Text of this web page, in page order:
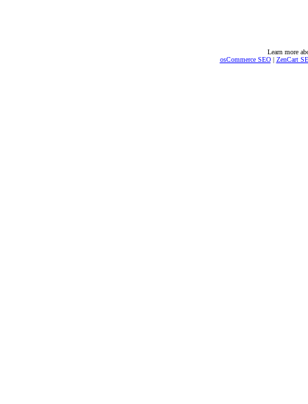
Learn more
osCommerce SEO| ZenCart